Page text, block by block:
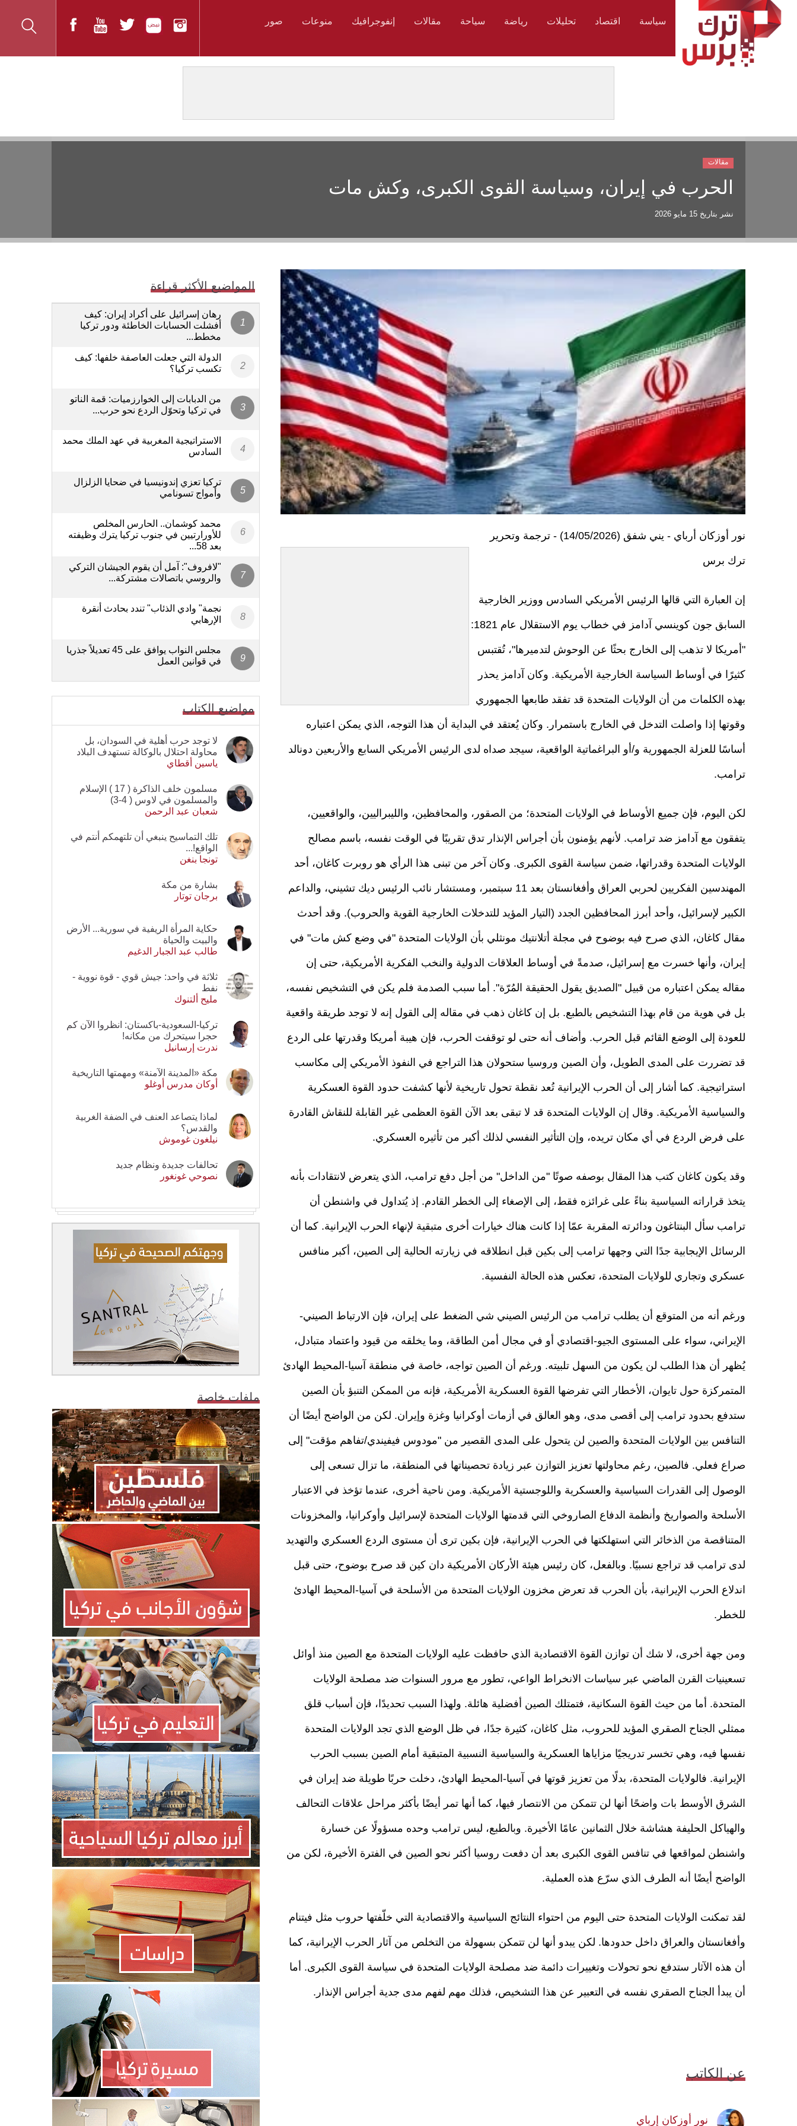
سياسة اقتصاد تحليلات رياضة سياحة مقالات إنفوجرافيك منوعات صور
الحرب في إيران، وسياسة القوى الكبرى، وكش مات
نشر بتاريخ 15 مايو 2026
مقالات
نور أوزكان أرباي - يني شفق (14/05/2026) - ترجمة وتحرير
ترك برس
إن العبارة التي قالها الرئيس الأمريكي السادس ووزير الخارجية
السابق جون كوينسي آدامز في خطاب يوم الاستقلال عام 1821:
"أمريكا لا تذهب إلى الخارج بحثًا عن الوحوش لتدميرها"، تُقتبس
كثيرًا في أوساط السياسة الخارجية الأمريكية. وكان آدامز يحذر
بهذه الكلمات من أن الولايات المتحدة قد تفقد طابعها الجمهوري
وقوتها إذا واصلت التدخل في الخارج باستمرار. وكان يُعتقد في البداية أن هذا التوجه، الذي يمكن اعتباره
أساسًا للعزلة الجمهورية و/أو البراغماتية الواقعية، سيجد صداه لدى الرئيس الأمريكي السابع والأربعين دونالد
ترامب.
لكن اليوم، فإن جميع الأوساط في الولايات المتحدة؛ من الصقور، والمحافظين، والليبراليين، والواقعيين،
يتفقون مع آدامز ضد ترامب. لأنهم يؤمنون بأن أجراس الإنذار تدق تقريبًا في الوقت نفسه، باسم مصالح
الولايات المتحدة وقدراتها، ضمن سياسة القوى الكبرى. وكان آخر من تبنى هذا الرأي هو روبرت كاغان، أحد
المهندسين الفكريين لحربي العراق وأفغانستان بعد 11 سبتمبر، ومستشار نائب الرئيس ديك تشيني، والداعم
الكبير لإسرائيل، وأحد أبرز المحافظين الجدد (التيار المؤيد للتدخلات الخارجية القوية والحروب). وقد أحدث
مقال كاغان، الذي صرح فيه بوضوح في مجلة أتلانتيك مونثلي بأن الولايات المتحدة "في وضع كش مات" في
إيران، وأنها خسرت مع إسرائيل، صدمةً في أوساط العلاقات الدولية والنخب الفكرية الأمريكية، حتى إن
مقاله يمكن اعتباره من قبيل "الصديق يقول الحقيقة المُرّة". أما سبب الصدمة فلم يكن في التشخيص نفسه،
بل في هوية من قام بهذا التشخيص بالطبع. بل إن كاغان ذهب في مقاله إلى القول إنه لا توجد طريقة واقعية
للعودة إلى الوضع القائم قبل الحرب. وأضاف أنه حتى لو توقفت الحرب، فإن هيبة أمريكا وقدرتها على الردع
قد تضررت على المدى الطويل، وأن الصين وروسيا ستحولان هذا التراجع في النفوذ الأمريكي إلى مكاسب
استراتيجية. كما أشار إلى أن الحرب الإيرانية تُعد نقطة تحول تاريخية لأنها كشفت حدود القوة العسكرية
والسياسية الأمريكية. وقال إن الولايات المتحدة قد لا تبقى بعد الآن القوة العظمى غير القابلة للنقاش القادرة
على فرض الردع في أي مكان تريده، وإن التأثير النفسي لذلك أكبر من تأثيره العسكري.
وقد يكون كاغان كتب هذا المقال بوصفه صوتًا "من الداخل" من أجل دفع ترامب، الذي يتعرض لانتقادات بأنه
يتخذ قراراته السياسية بناءً على غرائزه فقط، إلى الإصغاء إلى الخطر القادم. إذ يُتداول في واشنطن أن
ترامب سأل البنتاغون ودائرته المقربة عمّا إذا كانت هناك خيارات أخرى متبقية لإنهاء الحرب الإيرانية. كما أن
الرسائل الإيجابية جدًا التي وجهها ترامب إلى بكين قبل انطلاقه في زيارته الحالية إلى الصين، أكبر منافس
عسكري وتجاري للولايات المتحدة، تعكس هذه الحالة النفسية.
ورغم أنه من المتوقع أن يطلب ترامب من الرئيس الصيني شي الضغط على إيران، فإن الارتباط الصيني-
الإيراني، سواء على المستوى الجيو-اقتصادي أو في مجال أمن الطاقة، وما يخلقه من قيود واعتماد متبادل،
يُظهر أن هذا الطلب لن يكون من السهل تلبيته. ورغم أن الصين تواجه، خاصة في منطقة آسيا-المحيط الهادئ
المتمركزة حول تايوان، الأخطار التي تفرضها القوة العسكرية الأمريكية، فإنه من الممكن التنبؤ بأن الصين
ستدفع بحدود ترامب إلى أقصى مدى، وهو العالق في أزمات أوكرانيا وغزة وإيران. لكن من الواضح أيضًا أن
التنافس بين الولايات المتحدة والصين لن يتحول على المدى القصير من "مودوس فيفيندي/تفاهم مؤقت" إلى
صراع فعلي. فالصين، رغم محاولتها تعزيز التوازن عبر زيادة تحصيناتها في المنطقة، ما تزال تسعى إلى
الوصول إلى القدرات السياسية والعسكرية واللوجستية الأمريكية. ومن ناحية أخرى، عندما تؤخذ في الاعتبار
الأسلحة والصواريخ وأنظمة الدفاع الصاروخي التي قدمتها الولايات المتحدة لإسرائيل وأوكرانيا، والمخزونات
المتناقصة من الذخائر التي استهلكتها في الحرب الإيرانية، فإن بكين ترى أن مستوى الردع العسكري والتهديد
لدى ترامب قد تراجع نسبيًا. وبالفعل، كان رئيس هيئة الأركان الأمريكية دان كين قد صرح بوضوح، حتى قبل
اندلاع الحرب الإيرانية، بأن الحرب قد تعرض مخزون الولايات المتحدة من الأسلحة في آسيا-المحيط الهادئ
للخطر.
ومن جهة أخرى، لا شك أن توازن القوة الاقتصادية الذي حافظت عليه الولايات المتحدة مع الصين منذ أوائل
تسعينيات القرن الماضي عبر سياسات الانخراط الواعي، تطور مع مرور السنوات ضد مصلحة الولايات
المتحدة. أما من حيث القوة السكانية، فتمتلك الصين أفضلية هائلة. ولهذا السبب تحديدًا، فإن أسباب قلق
ممثلي الجناح الصقري المؤيد للحروب، مثل كاغان، كثيرة جدًا، في ظل الوضع الذي تجد الولايات المتحدة
نفسها فيه، وهي تخسر تدريجيًا مزاياها العسكرية والسياسية النسبية المتبقية أمام الصين بسبب الحرب
الإيرانية. فالولايات المتحدة، بدلًا من تعزيز قوتها في آسيا-المحيط الهادئ، دخلت حربًا طويلة ضد إيران في
الشرق الأوسط بات واضحًا أنها لن تتمكن من الانتصار فيها، كما أنها تمر أيضًا بأكثر مراحل علاقات التحالف
والهياكل الحليفة هشاشة خلال الثمانين عامًا الأخيرة. وبالطبع، ليس ترامب وحده مسؤولًا عن خسارة
واشنطن لمواقعها في تنافس القوى الكبرى بعد أن دفعت روسيا أكثر نحو الصين في الفترة الأخيرة، لكن من
الواضح أيضًا أنه الطرف الذي سرّع هذه العملية.
لقد تمكنت الولايات المتحدة حتى اليوم من احتواء النتائج السياسية والاقتصادية التي خلّفتها حروب مثل فيتنام
وأفغانستان والعراق داخل حدودها. لكن يبدو أنها لن تتمكن بسهولة من التخلص من آثار الحرب الإيرانية، كما
أن هذه الآثار ستدفع نحو تحولات وتغييرات دائمة ضد مصلحة الولايات المتحدة في سياسة القوى الكبرى. أما
أن يبدأ الجناح الصقري نفسه في التعبير عن هذا التشخيص، فذلك مهم لفهم مدى جدية أجراس الإنذار.
عن الكاتب
نور أوزكان إرباي
المواضيع الأكثر قراءة
رهان إسرائيل على أكراد إيران: كيف
أفشلت الحسابات الخاطئة ودور تركيا
مخطط...
الدولة التي جعلت العاصفة خلفها: كيف
تكسب تركيا؟
من الدبابات إلى الخوارزميات: قمة الناتو
في تركيا وتحوّل الردع نحو حرب...
الاستراتيجية المغربية في عهد الملك محمد
السادس
تركيا تعزي إندونيسيا في ضحايا الزلزال
وأمواج تسونامي
محمد كوشمان.. الحارس المخلص
للأورارتيين في جنوب تركيا يترك وظيفته
بعد 58...
"لافروف": آمل أن يقوم الجيشان التركي
والروسي باتصالات مشتركة...
نجمة" وادي الذئاب" تندد بحادث أنقرة
الإرهابي
مجلس النواب يوافق على 45 تعديلاً جذريا
في قوانين العمل
مواضيع الكتاب
لا توجد حرب أهلية في السودان، بل
محاولة احتلال بالوكالة تستهدف البلاد
ياسين أقطاي
مسلمون خلف الذاكرة ( 17 ) الإسلام
والمسلمون في لاوس ( 4-3)
شعبان عبد الرحمن
تلك التماسيح ينبغي أن تلتهمكم أنتم في
الواقع!...
تونجا بنغن
بشارة من مكة
برجان توتار
حكاية المرأة الريفية في سورية... الأرض
والبيت والحياة
طالب عبد الجبار الدغيم
ثلاثة في واحد: جيش قوي - قوة نووية -
نفط
مليح ألتنوك
تركيا-السعودية-باكستان: انظروا الآن كم
حجرا سيتحرك من مكانه!
ندرت إرسانيل
مكة «المدينة الآمنة» ومهمتها التاريخية
أوكان مدرس أوغلو
لماذا يتصاعد العنف في الضفة الغربية
والقدس؟
نيلغون غوموش
تحالفات جديدة ونظام جديد
نصوحي غونغور
ملفات خاصة